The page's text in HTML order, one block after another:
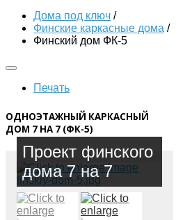
Дома под ключ /
Финские каркасные дома /
Финский дом ФК-5
Печать
ОДНОЭТАЖНЫЙ КАРКАСНЫЙ
ДОМ 7 НА 7 (ФК-5)
Проект финского
дома 7 на 7